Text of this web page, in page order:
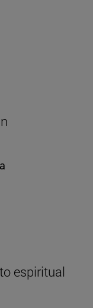
espiritual